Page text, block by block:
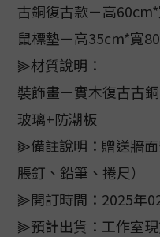
古銅復古款－高
鼠標墊－高35cm*寬
⫸材質說明：
裝飾畫－實木復古古
玻璃+防潮板
⫸備註說明：贈送牆
脹釘、鉛筆、捲尺）
⫸開訂時間：2025年
⫸預計出貨：工作室